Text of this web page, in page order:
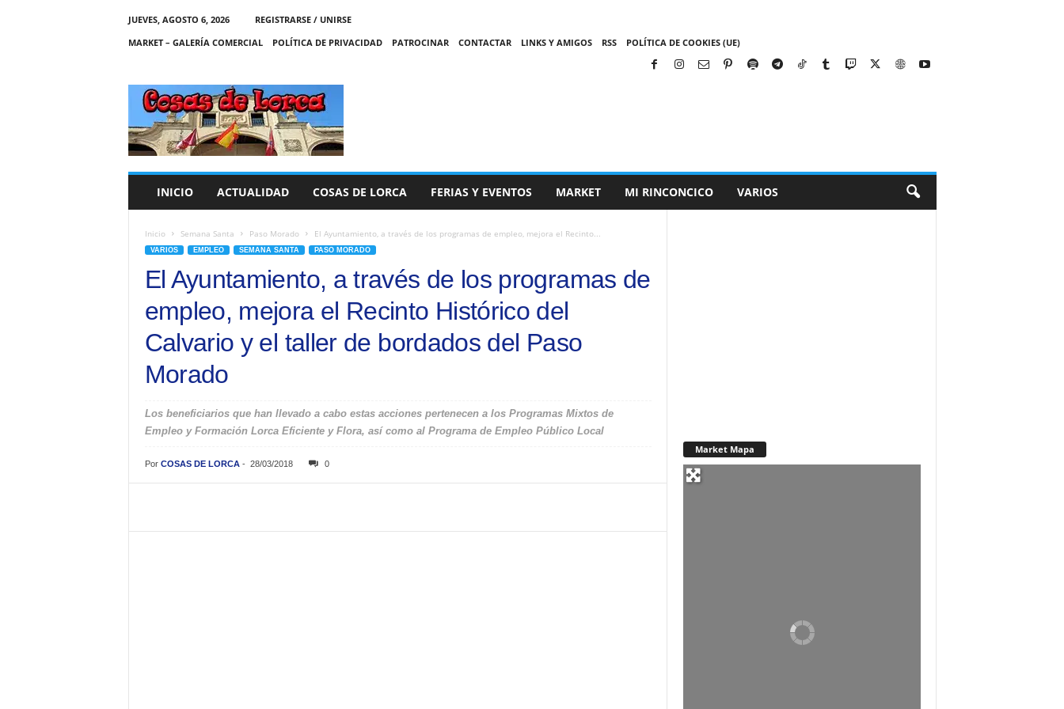
JUEVES, AGOSTO 6, 2026
REGISTRARSE / UNIRSE
MARKET – GALERÍA COMERCIAL
POLÍTICA DE PRIVACIDAD PATROCINAR CONTACTAR LINKS Y AMIGOS RSS POLÍTICA DE COOKIES (UE)
C
A
S
INICIO ACTUALIDAD COSAS DE LORCA FERIAS Y EVENTOS MARKET MI RINCONCICO VARIOS
Inicio Semana Santa Paso Morado El Ayuntamiento, a través de los programas de empleo, mejora el Recinto...
VARIOS EMPLEO SEMANA SANTA PASO MORADO
El Ayuntamiento, a través de los programas de
empleo, mejora el Recinto Histórico del
Calvario y el taller de bordados del Paso
Morado
Los beneficiarios que han llevado a cabo estas acciones pertenecen a los Programas Mixtos de
Empleo y Formación Lorca Eficiente y Flora, así como al Programa de Empleo Público Local
Por COSAS DE LORCA- 28/03/2018 0
Market Mapa